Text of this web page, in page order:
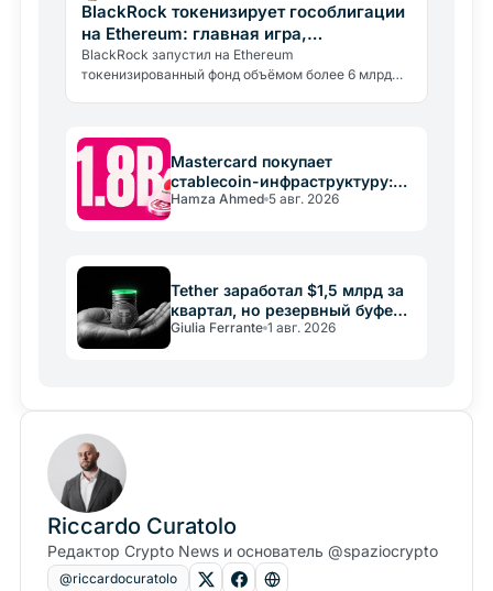
BlackRock токенизирует гособлигации
на Ethereum: главная игра,
стейблкоины
BlackRock запустил на Ethereum
токенизированный фонд объёмом более 6 млрд
Mastercard покупает
стablecoin-инфраструктуру:
сделка на 1,8 млрд долларов
Hamza Ahmed 5 авг. 2026
Tether заработал $1,5 млрд за
квартал, но резервный буфер
упал вдвое
Giulia Ferrante 1 авг. 2026
Riccardo Curatolo
Редактор Crypto News и основатель @spaziocrypto
@riccardocuratolo